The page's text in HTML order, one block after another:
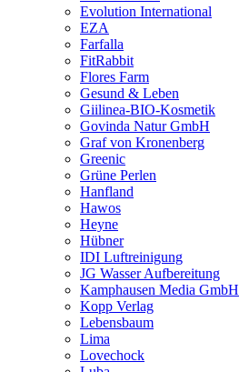
Evolution International
EZA
Farfalla
FitRabbit
Flores Farm
Gesund & Leben
Giilinea-BIO-Kosmetik
Govinda Natur GmbH
Graf von Kronenberg
Greenic
Grüne Perlen
Hanfland
Hawos
Heyne
Hübner
IDI Luftreinigung
JG Wasser Aufbereitung
Kamphausen Media GmbH
Kopp Verlag
Lebensbaum
Lima
Lovechock